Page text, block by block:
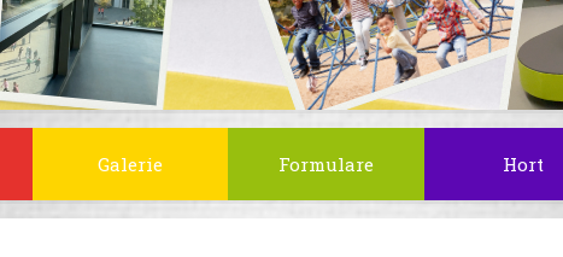
Galerie Formulare Hort